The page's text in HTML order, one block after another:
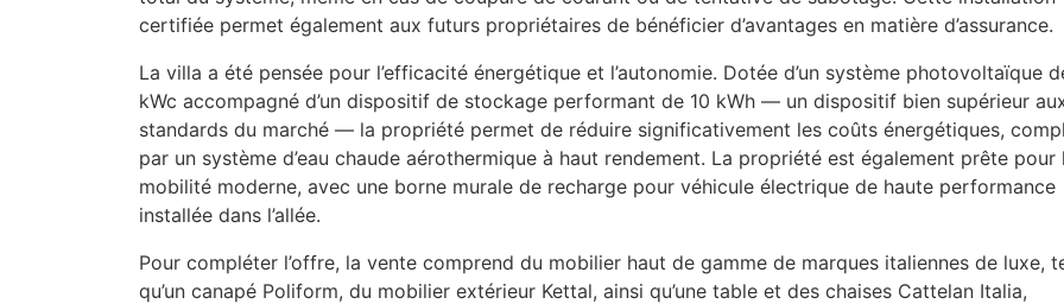
certifiée permet également aux futurs propriétaires de bénéficier d’avantages en matière d’assurance.
La villa a été pensée pour l’efficacité énergétique et l’autonomie. Dotée d’un système photovoltaïque
kWc accompagné d’un dispositif de stockage performant de 10 kWh — un dispositif bien supérieur
standards du marché — la propriété permet de réduire significativement les coûts énergétiques,
par un système d’eau chaude aérothermique à haut rendement. La propriété est également prête pour
mobilité moderne, avec une borne murale de recharge pour véhicule électrique de haute performance
installée dans l’allée.
Pour compléter l’offre, la vente comprend du mobilier haut de gamme de marques italiennes de luxe,
qu’un canapé Poliform, du mobilier extérieur Kettal, ainsi qu’une table et des chaises Cattelan Italia,